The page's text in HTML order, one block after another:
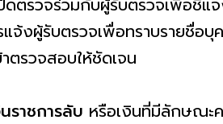
จ้งผู้รับตรวจเพื่อทราบรายชื่อ
ตรวจสอบให้ชัดเจน
ราชการลับ หรือเงินที่มีลักษณะ